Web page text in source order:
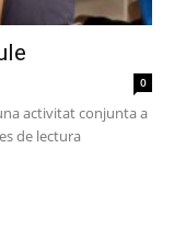
0
activitat conjunta a
de lectura